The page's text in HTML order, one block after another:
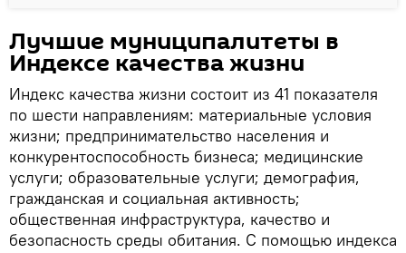
Лучшие муниципалитеты в
Индексе качества жизни
Индекс качества жизни состоит из 41 показателя
по шести направлениям: материальные условия
жизни; предпринимательство населения и
конкурентоспособность бизнеса; медицинские
услуги; образовательные услуги; демография,
гражданская и социальная активность;
общественная инфраструктура, качество и
безопасность среды обитания. С помощью индекса